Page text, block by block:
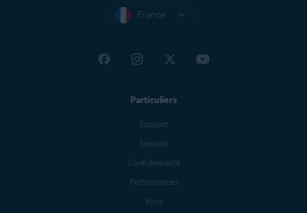
France
Particuliers
Support
Sécurité
Confidentialité
Performances
Blog